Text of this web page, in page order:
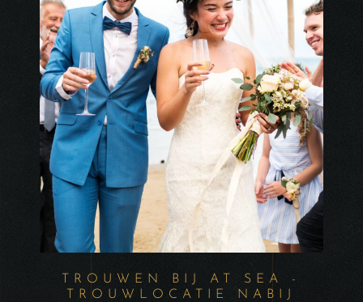
TROUWEN BIJ AT SEA -
TROUWLOCATIE NABIJ